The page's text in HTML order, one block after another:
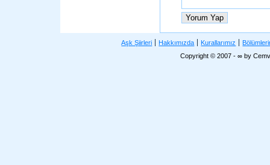
Aşk Şiirleri Hakkımızda Kurallarımız
Copyright © 2007 - ∞ by